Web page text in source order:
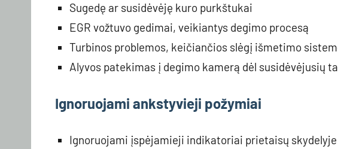
Sugedę ar susidėvėję kuro purkštukai
EGR vožtuvo gedimai, veikiantys degimo procesą
Turbinos problemos, keičiančios slėgį išmetimo
Alyvos patekimas į degimo kamerą dėl susidėvėjusių
Ignoruojami ankstyvieji požymiai
Ignoruojami įspėjamieji indikatoriai prietaisų skydelyje